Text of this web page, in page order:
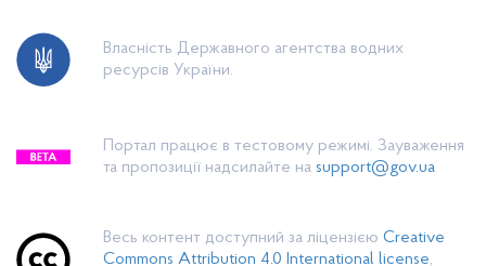
Власність Державного агентства водних
ресурсів України.
Портал працює в тестовому режимі. Зауваження
та пропозиції надсилайте на support@gov.ua
Весь контент доступний за ліцензією Creative
Commons Attribution 4.0 International license,